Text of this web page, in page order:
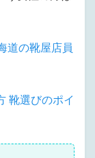
道の靴屋店員
靴選びのポイ